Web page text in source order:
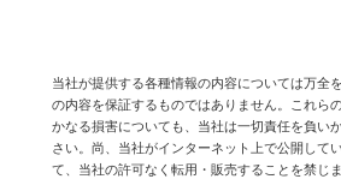
当社が提供する各種情報の内容については万全
の内容を保証するものではありません。これら
かなる損害についても、当社は一切責任を負い
さい。尚、当社がインターネット上で公開して
て、当社の許可なく転用・販売することを禁じま